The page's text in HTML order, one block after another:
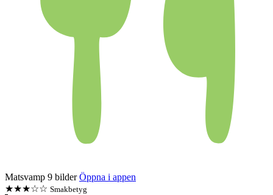
Matsvamp 9 bilder Öppna i appen
★★★☆☆ Smakbetyg